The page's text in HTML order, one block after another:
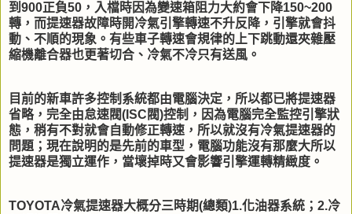
到900正負50，入檔時因為變速箱阻力大約會下降150~200
轉，而提速器故障時開冷氣引擎轉速不升反降，引擎就會抖
動、不順的現象。有些車子轉速會規律的上下跳動還夾雜壓
縮機離合器也更著切合、冷氣不冷只有送風。
目前的新車許多控制系統都由電腦決定，所以都已將提速器
省略，完全由怠速閥(ISC閥)控制，因為電腦完全監控引擎狀
態，稍有不對就會自動修正轉速，所以就沒有冷氣提速器的
問題；現在說明的是先前的車型，電腦功能沒有那麼大所以
提速器是獨立運作，當壞掉時又會影響引擎運轉精緻度。
TOYOTA冷氣提速器大概分三時期(總類)1.化油器系統；2.冷